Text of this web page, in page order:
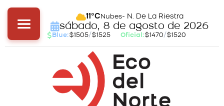
11°C Nubes- N. De La Riestra
sábado, 8 de agosto de 2026
Blue:$1505/$1525 Oficial:$1470/$1520